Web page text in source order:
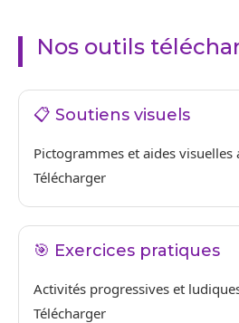
Nos outils
📋 Soutiens visuels
Pictogrammes et aides visuelles
Télécharger
🎯 Exercices pratiques
Activités progressives et
Télécharger